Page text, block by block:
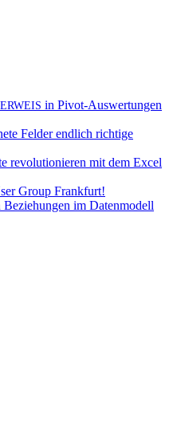
in Pivot-Auswertungen
Felder endlich richtige
revolutionieren mit dem Excel
Group Frankfurt!
im Datenmodell